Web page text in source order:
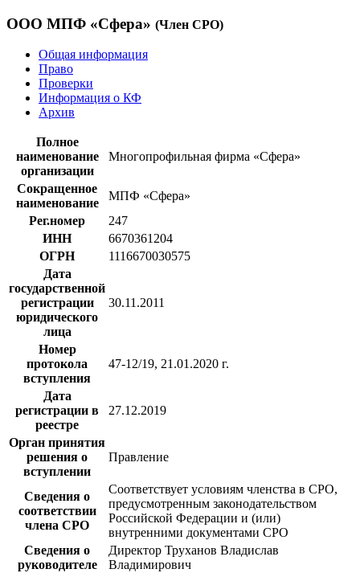
ООО МПФ «Сфера» (Член СРО)
Общая информация
Право
Проверки
Информация о КФ
Архив
Полное
наименование
организации
Многопрофильная фирма «Сфера»
Сокращенное
наименование
МПФ «Сфера»
Рег.номер
247
ИНН
6670361204
ОГРН
1116670030575
Дата
государственной
регистрации
юридического
лица
30.11.2011
Номер
протокола
вступления
47-12/19, 21.01.2020 г.
Дата
регистрации в
реестре
27.12.2019
Орган принятия
решения о
вступлении
Правление
Сведения о
соответствии
члена СРО
Соответствует условиям членства в СРО,
предусмотренным законодательством
Российской Федерации и (или)
внутренними документами СРО
Сведения о
руководителе
Директор Труханов Владислав
Владимирович